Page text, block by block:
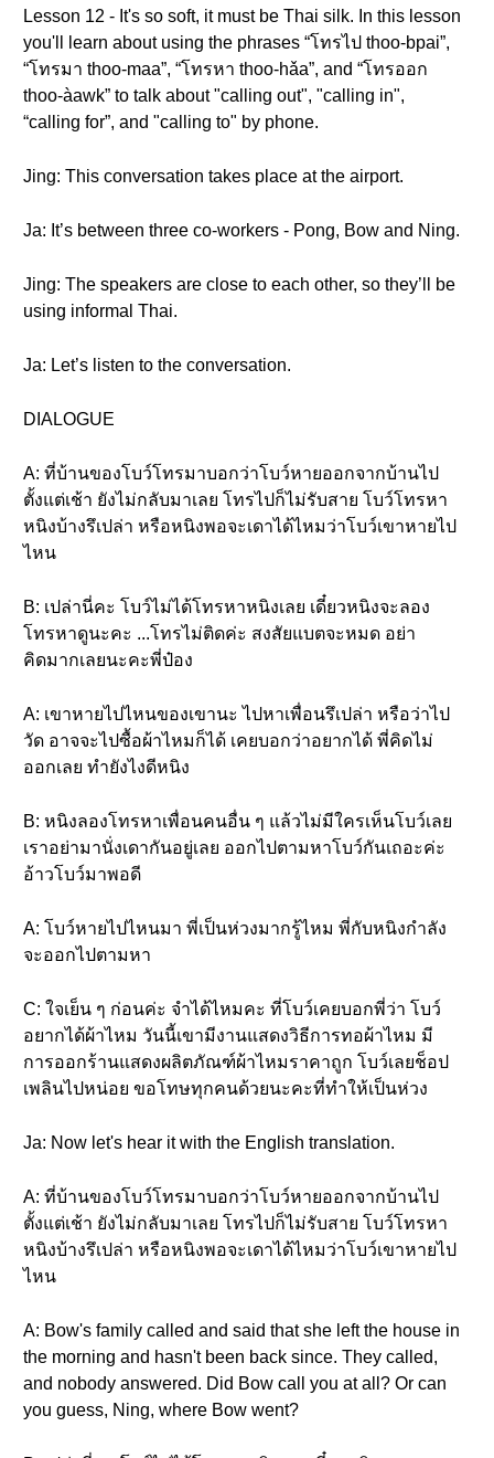
Lesson 12 - It's so soft, it must be Thai silk. In this lesson
you'll learn about using the phrases “โทรไป thoo-bpai”,
“โทรมา thoo-maa”, “โทรหา thoo-hǎa”, and “โทรออก
thoo-àawk” to talk about "calling out", "calling in",
“calling for”, and "calling to" by phone.
Jing: This conversation takes place at the airport.
Ja: It’s between three co-workers - Pong, Bow and Ning.
Jing: The speakers are close to each other, so they’ll be
using informal Thai.
Ja: Let’s listen to the conversation.
DIALOGUE
A: ที่บ้านของโบว์โทรมาบอกว่าโบว์หายออกจากบ้านไป
ตั้งแต่เช้า ยังไม่กลับมาเลย โทรไปก็ไม่รับสาย โบว์โทรหา
หนิงบ้างรึเปล่า หรือหนิงพอจะเดาได้ไหมว่าโบว์เขาหายไป
ไหน
B: เปล่านี่คะ โบว์ไม่ได้โทรหาหนิงเลย เดี๋ยวหนิงจะลอง
โทรหาดูนะคะ ...โทรไม่ติดค่ะ สงสัยแบตจะหมด อย่า
คิดมากเลยนะคะพี่ป๋อง
A: เขาหายไปไหนของเขานะ ไปหาเพื่อนรึเปล่า หรือว่าไป
วัด อาจจะไปซื้อผ้าไหมก็ได้ เคยบอกว่าอยากได้ พี่คิดไม่
ออกเลย ทำยังไงดีหนิง
B: หนิงลองโทรหาเพื่อนคนอื่น ๆ แล้วไม่มีใครเห็นโบว์เลย
เราอย่ามานั่งเดากันอยู่เลย ออกไปตามหาโบว์กันเถอะค่ะ
อ้าวโบว์มาพอดี
A: โบว์หายไปไหนมา พี่เป็นห่วงมากรู้ไหม พี่กับหนิงกำลัง
จะออกไปตามหา
C: ใจเย็น ๆ ก่อนค่ะ จำได้ไหมคะ ที่โบว์เคยบอกพี่ว่า โบว์
อยากได้ผ้าไหม วันนี้เขามีงานแสดงวิธีการทอผ้าไหม มี
การออกร้านแสดงผลิตภัณฑ์ผ้าไหมราคาถูก โบว์เลยช็อป
เพลินไปหน่อย ขอโทษทุกคนด้วยนะคะที่ทำให้เป็นห่วง
Ja: Now let's hear it with the English translation.
A: ที่บ้านของโบว์โทรมาบอกว่าโบว์หายออกจากบ้านไป
ตั้งแต่เช้า ยังไม่กลับมาเลย โทรไปก็ไม่รับสาย โบว์โทรหา
หนิงบ้างรึเปล่า หรือหนิงพอจะเดาได้ไหมว่าโบว์เขาหายไป
ไหน
A: Bow's family called and said that she left the house in
the morning and hasn't been back since. They called,
and nobody answered. Did Bow call you at all? Or can
you guess, Ning, where Bow went?